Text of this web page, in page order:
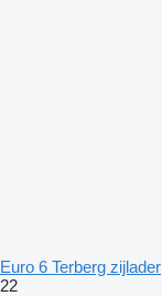
Euro 6 Terberg zijlader
22